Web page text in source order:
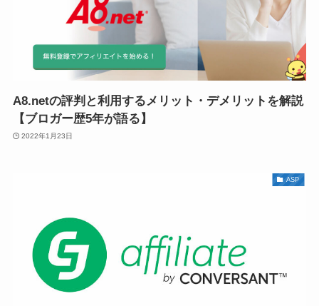
A8.netの評判と利用するメリット・デメリットを解説
【ブロガー歴5年が語る】
2022年1月23日
ASP